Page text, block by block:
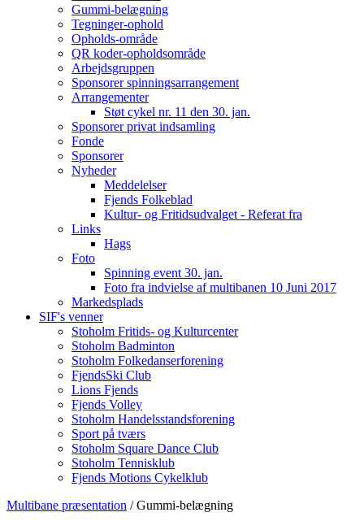
Gummi-belægning
Tegninger-ophold
Opholds-område
QR koder-opholdsområde
Arbejdsgruppen
Sponsorer spinningsarrangement
Arrangementer
Støt cykel nr. 11 den 30. jan.
Sponsorer privat indsamling
Fonde
Sponsorer
Nyheder
Meddelelser
Fjends Folkeblad
Kultur- og Fritidsudvalget - Referat fra
Links
Hags
Foto
Spinning event 30. jan.
Foto fra indvielse af multibanen 10 Juni 2017
Markedsplads
SIF's venner
Stoholm Fritids- og Kulturcenter
Stoholm Badminton
Stoholm Folkedanserforening
FjendsSki Club
Lions Fjends
Fjends Volley
Stoholm Handelsstandsforening
Sport på tværs
Stoholm Square Dance Club
Stoholm Tennisklub
Fjends Motions Cykelklub
Multibane præsentation / Gummi-belægning